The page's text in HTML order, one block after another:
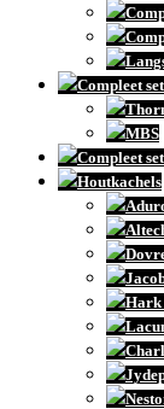
Compleet
MBS
Compleet
Houtkachels
Hark